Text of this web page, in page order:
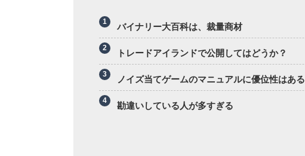
バイナリー大百科は、裁量商材
トレードアイランドで公開してはどうか？
ノイズ当てゲームのマニュアルに優位性はあ
勘違いしている人が多すぎる